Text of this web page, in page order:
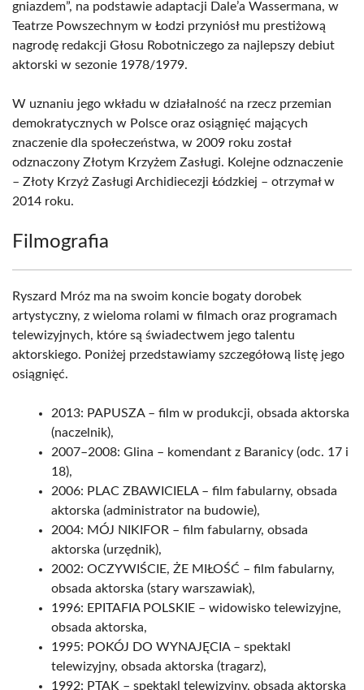
gniazdem”, na podstawie adaptacji Dale’a Wassermana, w
Teatrze Powszechnym w Łodzi przyniósł mu prestiżową
nagrodę redakcji Głosu Robotniczego za najlepszy debiut
aktorski w sezonie 1978/1979.
W uznaniu jego wkładu w działalność na rzecz przemian
demokratycznych w Polsce oraz osiągnięć mających
znaczenie dla społeczeństwa, w 2009 roku został
odznaczony Złotym Krzyżem Zasługi. Kolejne odznaczenie
– Złoty Krzyż Zasługi Archidiecezji Łódzkiej – otrzymał w
2014 roku.
Filmografia
Ryszard Mróz ma na swoim koncie bogaty dorobek
artystyczny, z wieloma rolami w filmach oraz programach
telewizyjnych, które są świadectwem jego talentu
aktorskiego. Poniżej przedstawiamy szczegółową listę jego
osiągnięć.
2013: PAPUSZA – film w produkcji, obsada aktorska
(naczelnik),
2007–2008: Glina – komendant z Baranicy (odc. 17 i
18),
2006: PLAC ZBAWICIELA – film fabularny, obsada
aktorska (administrator na budowie),
2004: MÓJ NIKIFOR – film fabularny, obsada
aktorska (urzędnik),
2002: OCZYWIŚCIE, ŻE MIŁOŚĆ – film fabularny,
obsada aktorska (stary warszawiak),
1996: EPITAFIA POLSKIE – widowisko telewizyjne,
obsada aktorska,
1995: POKÓJ DO WYNAJĘCIA – spektakl
telewizyjny, obsada aktorska (tragarz),
1992: PTAK – spektakl telewizyjny, obsada aktorska